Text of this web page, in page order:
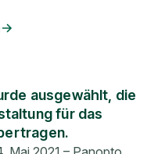
ausgewählt, die
für das